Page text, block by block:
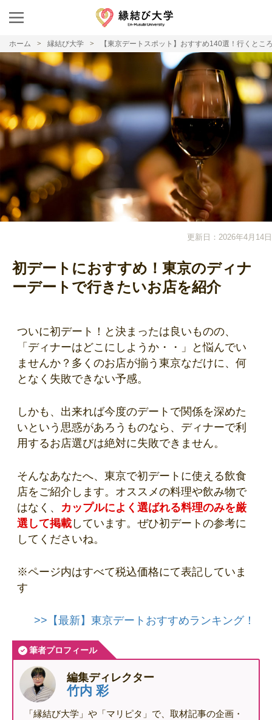
ホーム 縁結び大学 【東京デートスポット】おすすめ140選！行くと
更新日：2026年4月14日
初デートにおすすめ！東京のディナ
ーデートで行きたいお店を紹介
ついに初デート！と決まったは良いものの、
「ディナーはどこにしようか・・」と悩んでい
ませんか？多くのお店が揃う東京なだけに、何
となく失敗できない予感。
しかも、出来れば今度のデートで関係を深めた
いという思惑があろうものなら、ディナーで利
用するお店選びは絶対に失敗できません。
そんなあなたへ、東京で初デートに使える飲食
店をご紹介します。オススメの料理や飲み物で
はなく、 カップルによく選ばれる料理のみを厳
選して掲載 しています。ぜひ初デートの参考に
してくださいね。
※ページ内はすべて税込価格にて表記していま
す
>>【最新】東京デートおすすめランキング！
筆者プロフィール
編集ディレクター
竹内 彩
「縁結び大学」や「マリピタ」で、取材記事の企画・